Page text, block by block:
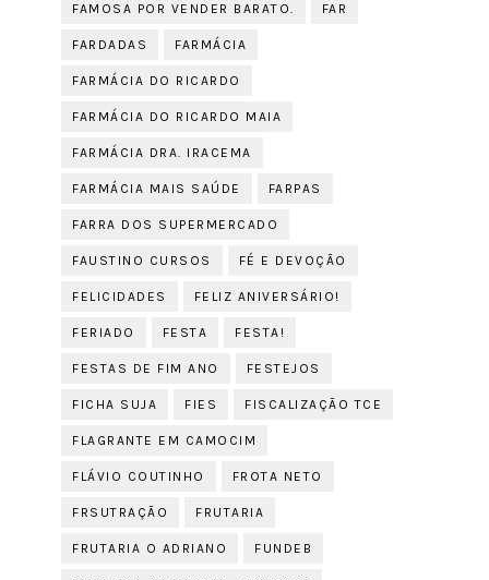
FAMOSA POR VENDER BARATO. FAR
FARDADAS FARMÁCIA
FARMÁCIA DO RICARDO
FARMÁCIA DO RICARDO MAIA
FARMÁCIA DRA. IRACEMA
FARMÁCIA MAIS SAÚDE FARPAS
FARRA DOS SUPERMERCADO
FAUSTINO CURSOS FÉ E DEVOÇÃO
FELICIDADES FELIZ ANIVERSÁRIO!
FERIADO FESTA FESTA!
FESTAS DE FIM ANO FESTEJOS
FICHA SUJA FIES FISCALIZAÇÃO TCE
FLAGRANTE EM CAMOCIM
FLÁVIO COUTINHO FROTA NETO
FRSUTRAÇÃO FRUTARIA
FRUTARIA O ADRIANO FUNDEB